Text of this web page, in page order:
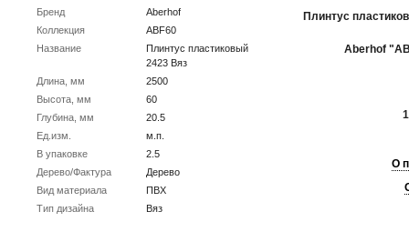
Бренд
Aberhof
Коллекция
ABF60
Название
Плинтус пластиковый
2423 Вяз
Длина, мм
2500
Высота, мм
60
Глубина, мм
20.5
Ед.изм.
м.п.
В упаковке
2.5
Дерево/Фактура
Дерево
Вид материала
ПВХ
Тип дизайна
Вяз
Плинтус
Aberhof
О